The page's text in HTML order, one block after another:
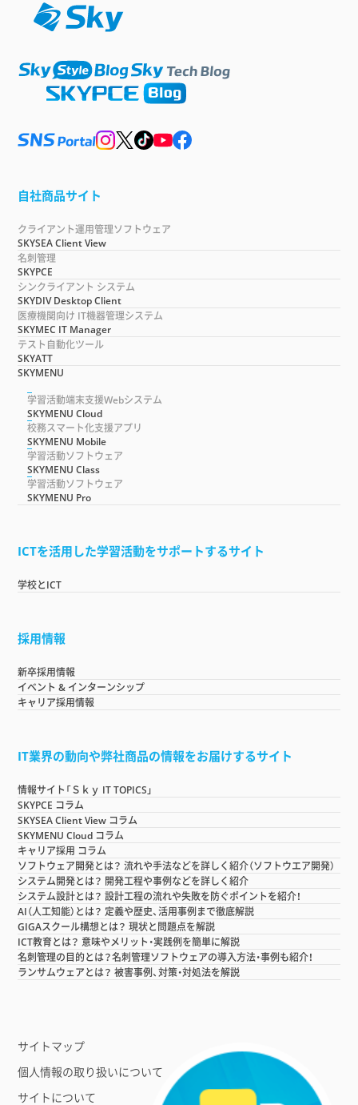
自社商品サイト
クライアント運用管理ソフトウェア
SKYSEA Client View
名刺管理
SKYPCE
シンクライアント システム
SKYDIV Desktop Client
医療機関向け IT機器管理システム
SKYMEC IT Manager
テスト自動化ツール
SKYATT
SKYMENU
学習活動端末支援Webシステム
SKYMENU Cloud
校務スマート化支援アプリ
SKYMENU Mobile
学習活動ソフトウェア
SKYMENU Class
学習活動ソフトウェア
SKYMENU Pro
ICTを活用した学習活動をサポートするサイト
学校とICT
採用情報
新卒採用情報
イベント & インターンシップ
キャリア採用情報
IT業界の動向や弊社商品の情報をお届けするサイト
情報サイト「Ｓｋｙ IT TOPICS」
SKYPCE コラム
SKYSEA Client View コラム
SKYMENU Cloud コラム
キャリア採用 コラム
ソフトウェア開発とは？ 流れや手法などを詳しく紹介（ソフトウエア開発）
システム開発とは？ 開発工程や事例などを詳しく紹介
システム設計とは？ 設計工程の流れや失敗を防ぐポイントを紹介！
AI（人工知能）とは？ 定義や歴史、活用事例まで徹底解説
GIGAスクール構想とは？ 現状と問題点を解説
ICT教育とは？ 意味やメリット・実践例を簡単に解説
名刺管理の目的とは？名刺管理ソフトウェアの導入方法・事例も紹介！
ランサムウェアとは？ 被害事例、対策・対処法を解説
サイトマップ
個人情報の取り扱いについて
サイトについて